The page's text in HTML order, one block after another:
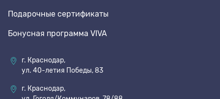
Подарочные сертификаты
Бонусная программа VIVA
г. Краснодар,
ул. 40-летия Победы, 83
г. Краснодар,